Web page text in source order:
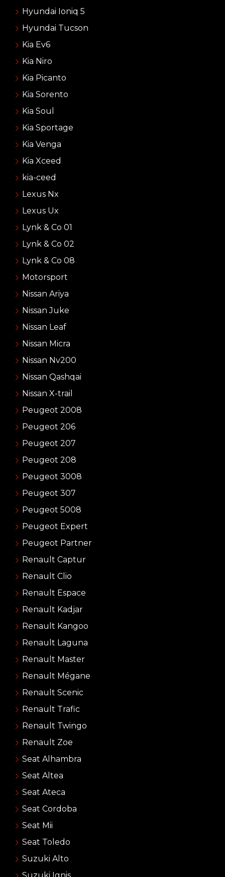
Hyundai Ioniq 5
Hyundai Tucson
Kia Ev6
Kia Niro
Kia Picanto
Kia Sorento
Kia Soul
Kia Sportage
Kia Venga
Kia Xceed
kia-ceed
Lexus Nx
Lexus Ux
Lynk & Co 01
Lynk & Co 02
Lynk & Co 08
Motorsport
Nissan Ariya
Nissan Juke
Nissan Leaf
Nissan Micra
Nissan Nv200
Nissan Qashqai
Nissan X-trail
Peugeot 2008
Peugeot 206
Peugeot 207
Peugeot 208
Peugeot 3008
Peugeot 307
Peugeot 5008
Peugeot Expert
Peugeot Partner
Renault Captur
Renault Clio
Renault Espace
Renault Kadjar
Renault Kangoo
Renault Laguna
Renault Master
Renault Mégane
Renault Scenic
Renault Trafic
Renault Twingo
Renault Zoe
Seat Alhambra
Seat Altea
Seat Ateca
Seat Cordoba
Seat Mii
Seat Toledo
Suzuki Alto